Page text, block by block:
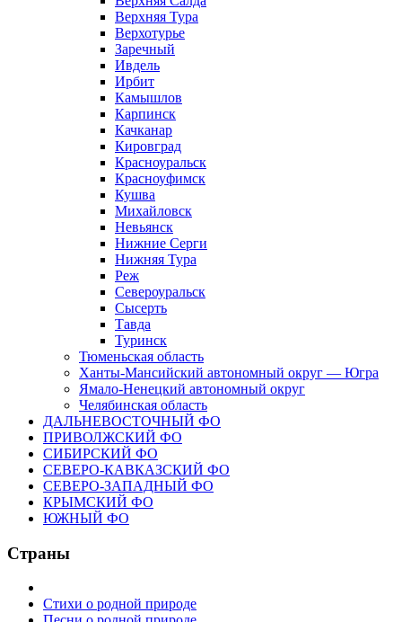
Верхняя Тура
Верхотурье
Заречный
Ивдель
Ирбит
Камышлов
Карпинск
Качканар
Кировград
Красноуральск
Красноуфимск
Кушва
Михайловск
Невьянск
Нижние Серги
Нижняя Тура
Реж
Североуральск
Сысерть
Тавда
Туринск
Тюменьская область
Ханты-Мансийский автономный округ — Югра
Ямало-Ненецкий автономный округ
Челябинская область
ДАЛЬНЕВОСТОЧНЫЙ ФО
ПРИВОЛЖСКИЙ ФО
СИБИРСКИЙ ФО
СЕВЕРО-КАВКАЗСКИЙ ФО
СЕВЕРО-ЗАПАДНЫЙ ФО
КРЫМСКИЙ ФО
ЮЖНЫЙ ФО
Страны
Стихи о родной природе